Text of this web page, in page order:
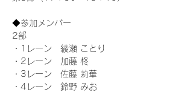
◆参加メンバー
2部
・1レーン　綾瀬 ことり
・2レーン　加藤 柊
・3レーン　佐藤 莉華
・4レーン　鈴野 みお